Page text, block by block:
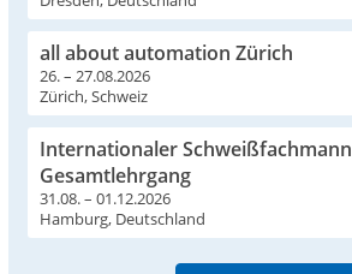
all about automation Zürich
26. – 27.08.2026
Zürich, Schweiz
Internationaler Schweißfachmann
Gesamtlehrgang
31.08. – 01.12.2026
Hamburg, Deutschland